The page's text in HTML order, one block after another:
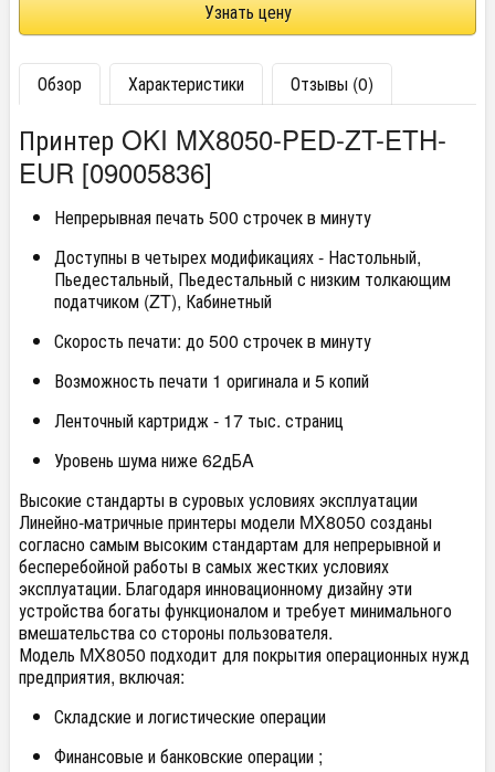
Узнать цену
Обзор Характеристики Отзывы (0)
Принтер OKI MX8050-PED-ZT-ETH-
EUR [09005836]
Непрерывная печать 500 строчек в минуту
Доступны в четырех модификациях - Настольный,
Пьедестальный, Пьедестальный с низким толкающим
податчиком (ZT), Кабинетный
Скорость печати: до 500 строчек в минуту
Возможность печати 1 оригинала и 5 копий
Ленточный картридж - 17 тыс. страниц
Уровень шума ниже 62дБA
Высокие стандарты в суровых условиях эксплуатации
Линейно-матричные принтеры модели MX8050 созданы
согласно самым высоким стандартам для непрерывной и
бесперебойной работы в самых жестких условиях
эксплуатации. Благодаря инновационному дизайну эти
устройства богаты функционалом и требует минимального
вмешательства со стороны пользователя.
Модель MX8050 подходит для покрытия операционных нужд
предприятия, включая:
Складские и логистические операции
Финансовые и банковские операции ;